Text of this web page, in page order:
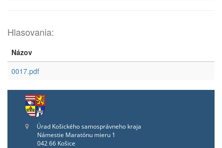
Hlasovania:
Názov
0017.pdf
Úrad Košického samosprávneho kraja
Námestie Maratónu mieru 1
042 66 Košice